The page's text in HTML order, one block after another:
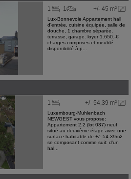
+/- 45 m²
1 1
Lux-Bonnevoie Appartement hall
d'entrée, cuisine équipée, salle de
douche, 1 chambre séparée,
terrasse, garage. loyer 1.650.-€
charges comprises et meublé
disponibilité à p...
+/- 54,39 m²
1
Luxembourg-Muhlenbach
NEWGEST vous propose:
Appartement 2.2 (lot 037) neuf
situé au deuxième étage avec une
surface habitable de +/- 54.39m2
se composant comme suit: d'un
hal...